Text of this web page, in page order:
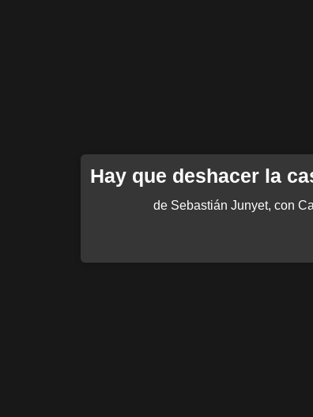
Hay que deshacer la
de Sebastián Junyet, con